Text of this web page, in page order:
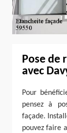
Pose de
avec
Pour
pensez à
façade.
pouvez faire